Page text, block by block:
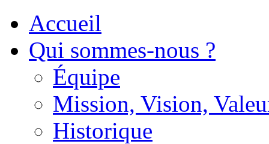
Accueil
Qui sommes-nous ?
Équipe
Mission, Vision,
Historique